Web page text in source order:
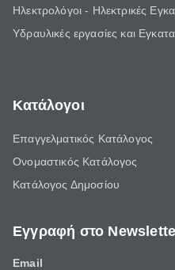
Ηλεκτρολόγοι - Ηλεκτρικές
Υδραυλικές εργασίες και
Κατάλογοι
Επαγγελματικός Κατάλογος
Ονομαστικός Κατάλογος
Κατάλογος Δημοσίου
Εγγραφή στο
Email